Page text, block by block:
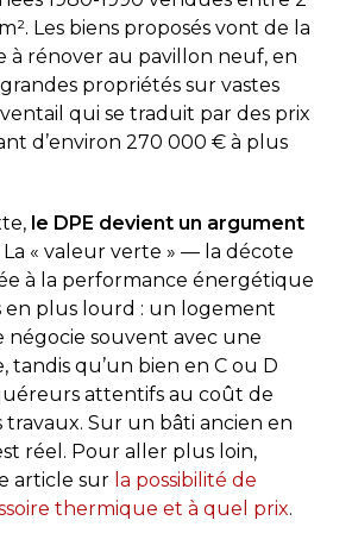
Les biens proposés vont de la
à rénover au pavillon neuf, en
propriétés sur vastes
qui se traduit par des prix
d’environ 270 000 € à plus
le DPE devient un argument
La « valeur verte » — la décote
à la performance énergétique
plus lourd : un logement
négocie souvent avec une
tandis qu’un bien en C ou D
attentifs au coût de
travaux. Sur un bâti ancien en
réel. Pour aller plus loin,
article sur la possibilité de
thermique et à quel prix.